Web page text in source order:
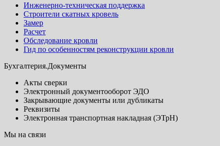
Инженерно-техническая поддержка
Строители скатных кровель
Замер
Расчет
Обследование кровли
Гид по особенностям реконструкции кровли
Бухгалтерия.Документы
Акты сверки
Электронный документооборот ЭДО
Закрывающие документы или дубликаты
Реквизиты
Электронная транспортная накладная (ЭТрН)
Мы на связи